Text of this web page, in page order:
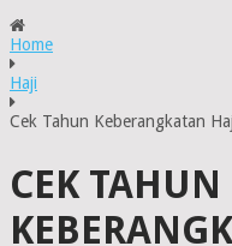
Home
Haji
Cek Tahun Keberangkatan
CEK TAHUN